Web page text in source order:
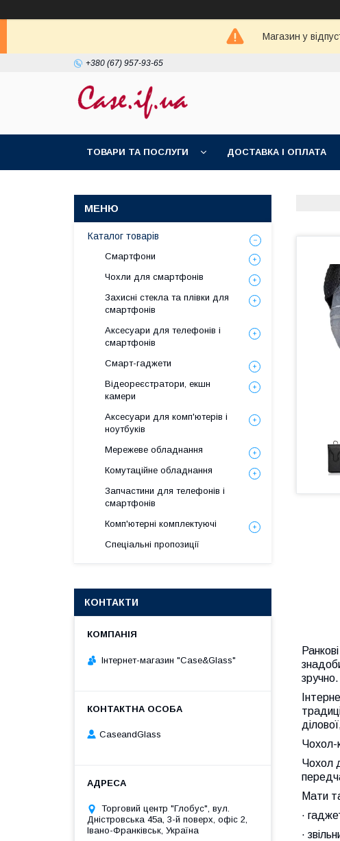
Магазин у
+380 (67) 957-93-65
ТОВАРИ ТА ПОСЛУГИ ДОСТАВКА І ОПЛАТА
Чохол-
Чохол
Мати
·
·
Каталог товарів
Смартфони
Чохли для смартфонів
Захисні стекла та плівки для
смартфонів
Аксесуари для телефонів і
смартфонів
Смарт-гаджети
Відеореєстратори, екшн
камери
Аксесуари для комп'ютерів і
ноутбуків
Мережеве обладнання
Комутаційне обладнання
Запчастини для телефонів і
смартфонів
Комп'ютерні комплектуючі
Спеціальні пропозиції
КОНТАКТИ
Інтернет-магазин "Case&Glass"
CaseandGlass
Торговий центр "Глобус", вул.
Дністровська 45а, 3-й поверх, офіс 2,
Івано-Франківськ, Україна